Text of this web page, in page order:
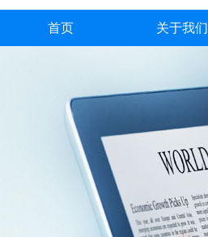
首页 关于我们